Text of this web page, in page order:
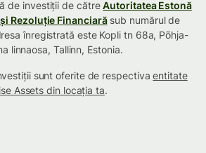
de investiții de cătreAutoritatea Estonă
Rezoluție Financiarăsub numărul de
înregistrată este Kopli tn 68a, Põhja-
linnaosa, Tallinn, Estonia.
sunt oferite de respectivaentitate
Assets din locația ta.